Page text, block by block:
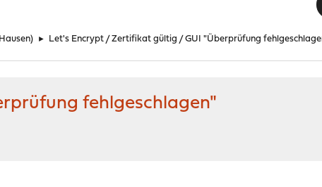
) ► Let's Encrypt / Zertifikat gültig / GUI "Überprüfung
fehlgeschlagen"